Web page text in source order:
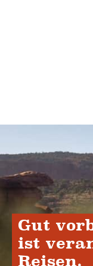
Gut
ist
Reisen.